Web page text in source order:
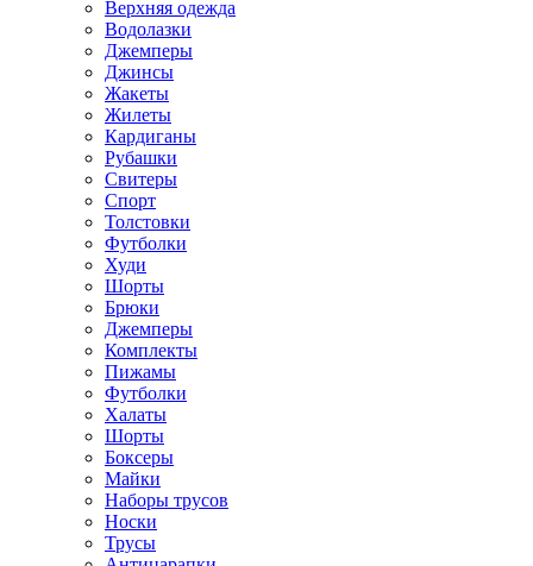
Верхняя одежда
Водолазки
Джемперы
Джинсы
Жакеты
Жилеты
Кардиганы
Рубашки
Свитеры
Спорт
Толстовки
Футболки
Худи
Шорты
Брюки
Джемперы
Комплекты
Пижамы
Футболки
Халаты
Шорты
Боксеры
Майки
Наборы трусов
Носки
Трусы